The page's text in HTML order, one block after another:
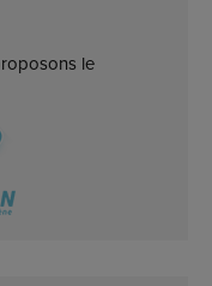
le